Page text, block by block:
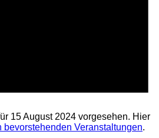
15 August 2024 vorgesehen. Hier
bevorstehenden Veranstaltungen.